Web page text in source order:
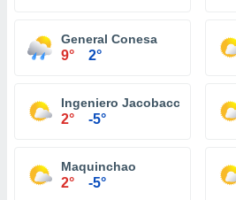
General Conesa
9° 2°
Ingeniero Jacobacci
2° -5°
Maquinchao
2° -5°